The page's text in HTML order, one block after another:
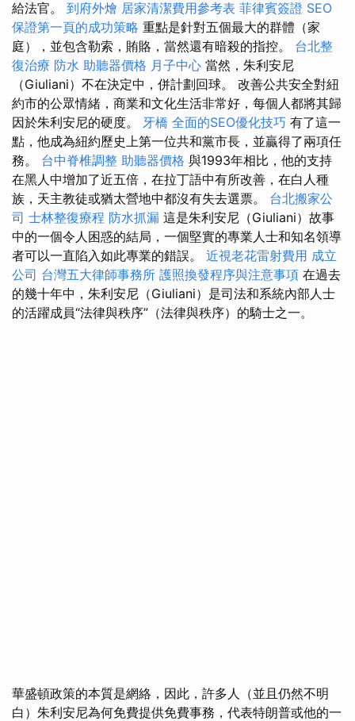
給法官。 到府外燴 居家清潔費用參考表 菲律賓簽證 SEO
保證第一頁的成功策略 重點是針對五個最大的群體（家
庭），並包含勒索，賄賂，當然還有暗殺的指控。 台北整
復治療 防水 助聽器價格 月子中心 當然，朱利安尼
（Giuliani）不在決定中，併計劃回球。 改善公共安全對紐
約市的公眾情緒，商業和文化生活非常好，每個人都將其歸
因於朱利安尼的硬度。 牙橋 全面的SEO優化技巧 有了這一
點，他成為紐約歷史上第一位共和黨市長，並贏得了兩項任
務。 台中脊椎調整 助聽器價格 與1993年相比，他的支持
在黑人中增加了近五倍，在拉丁語中有所改善，在白人種
族，天主教徒或猶太營地中都沒有失去選票。 台北搬家公
司 士林整復療程 防水抓漏 這是朱利安尼（Giuliani）故事
中的一個令人困惑的結局，一個堅實的專業人士和知名領導
者可以一直陷入如此專業的錯誤。 近視老花雷射費用 成立
公司 台灣五大律師事務所 護照換發程序與注意事項 在過去
的幾十年中，朱利安尼（Giuliani）是司法和系統內部人士
的活躍成員“法律與秩序”（法律與秩序）的騎士之一。
華盛頓政策的本質是網絡，因此，許多人（並且仍然不明
白）朱利安尼為何免費提供免費事務，代表特朗普或他的一